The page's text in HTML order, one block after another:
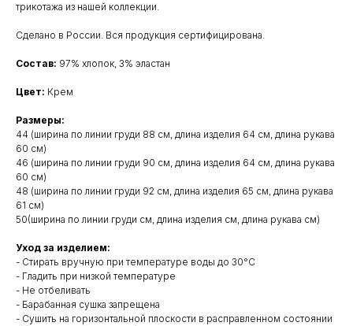
трикотажа из нашей коллекции.
Сделано в России. Вся продукция сертифицирована.
Состав: 97% хлопок, 3% эластан
Цвет: Крем
Размеры:
44 (ширина по линии груди 88 см, длина изделия 64 см, длина рукава
60 см)
46 (ширина по линии груди 90 см, длина изделия 64 см, длина рукава
60 см)
48 (ширина по линии груди 92 см, длина изделия 65 см, длина рукава
61 см)
50(ширина по линии груди см, длина изделия см, длина рукава см)
Уход за изделием:
- Стирать вручную при температуре воды до 30°C
- Гладить при низкой температуре
- Не отбеливать
- Барабанная сушка запрещена
- Сушить на горизонтальной плоскости в расправленном состоянии